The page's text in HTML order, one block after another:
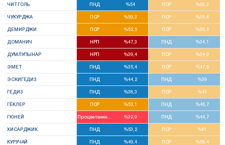
ЧИТГОЛЬ ПНД %54 ПСР %53,3
ЧУКУРДЖА ПСР %59,3 ПСР %55,6
ДЕМИРДЖИ ПСР %52,5 ПСР %39,5
ДОМАНИЧ НРП %47,3 ПНД %34,1
ДУМЛУПЫНАР НРП %39,4 ПСР %34,9
ЭМЕТ ПНД %35,4 ПСР %47,6
ЭСКИГЕДИЗ ПНД %44,2 ПНД %39
ГЕДИЗ ПНД %38,3 ПСР %43
ГЁКЛЕР ПСР %52,1 ПНД %46,7
ГЮНЕЙ Процветание С. %32,9 ПНД %44,7
ХИСАРДЖИК ПНД %53,2 ПСР %61
КУРУЧАЙ ПНД %49,4 ПСР %58,4